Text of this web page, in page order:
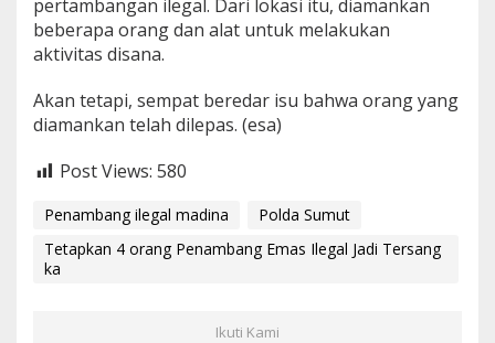
pertambangan ilegal. Dari lokasi itu, diamankan
beberapa orang dan alat untuk melakukan
aktivitas disana.
Akan tetapi, sempat beredar isu bahwa orang yang
diamankan telah dilepas. (esa)
Post Views: 580
Penambang ilegal madina
Polda Sumut
Tetapkan 4 orang Penambang Emas Ilegal Jadi Tersang
ka
Ikuti Kami